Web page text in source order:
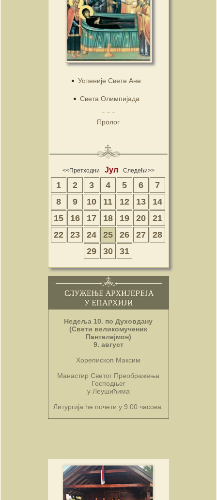
Успеније Свете Ане
Света Олимпијада
Пролог
<<Претходни Јул Следећи>>
1 2 3 4 5 6
7
8
9 10 11 12 13
14
15
16 17 18 19 20
21
22
23 24 25 26 27
28
29
30 31
Недеља 10. по Духовдану
(Свети великомученик
Пантелејмон)
9. август
Хорепископ Максим
Манастир Светог Преображења
Господњег
у Леушићима
Литургија ће почети у 9.00 часова.